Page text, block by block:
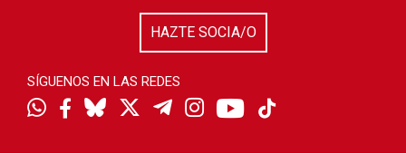
HAZTE SOCIA/O
SÍGUENOS EN LAS REDES